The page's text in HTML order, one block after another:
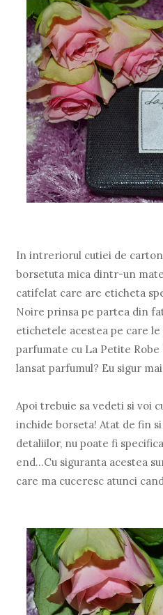
In intreriorul cutiei de
borsetuta mica dintr-un
catifelat care are eticheta
Noire prinsa pe partea din
etichetele acestea pe care
parfumate cu La Petite
lansat parfumul? Eu sigur
Apoi trebuie sa vedeti si voi
inchide borseta! Atat de fin
detaliilor, nu poate fi
end…Cu siguranta acestea
care ma cuceresc atunci